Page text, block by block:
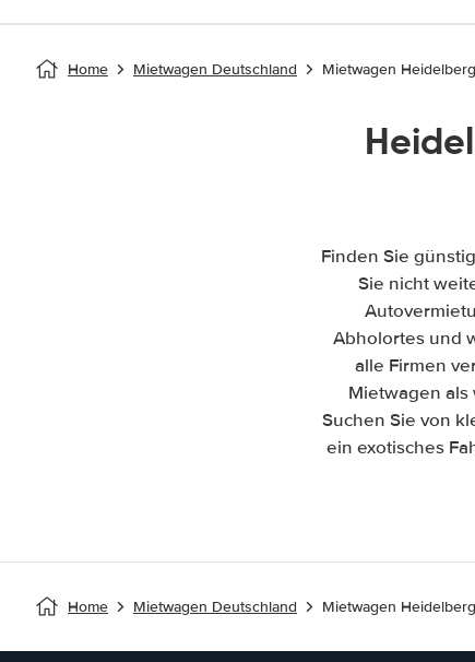
Home Mietwagen Deutschland Mietwagen
Finden Sie
Sie nicht
Abholortes und
alle Firmen
Mietwagen
Suchen Sie von
ein exotisches
Home Mietwagen Deutschland Mietwagen